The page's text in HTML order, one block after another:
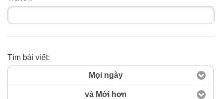
Tìm bài viết:
Mọi ngày
và Mới hơn